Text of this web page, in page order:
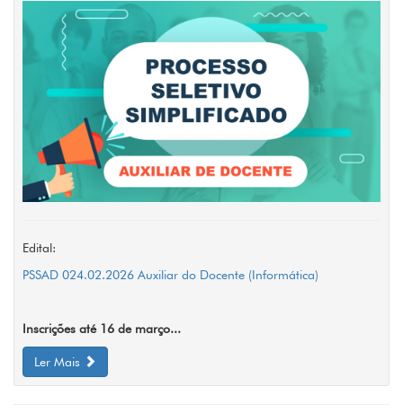
Edital:
PSSAD 024.02.2026 Auxiliar do Docente (Informática)
Inscrições até 16 de março...
Ler Mais